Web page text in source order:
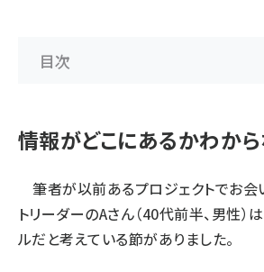
目次
情報がどこにあるかわから
筆者が以前あるプロジェクトでお会
トリーダーのAさん（40代前半、男性）
ルだと考えている節がありました。